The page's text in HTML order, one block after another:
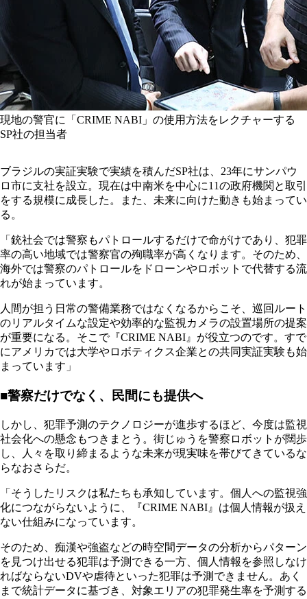
現地の警官に「CRIME NABI」の使用方法をレクチャーする
SP社の担当者
ブラジルの実証実験で実績を積んだSP社は、23年にサンパウ
ロ市に支社を設立。現在は中南米を中心に11の政府機関と取引
をする規模に成長した。また、未来に向けた動きも始まってい
る。
「銃社会では警察もパトロールするだけで命がけであり、犯罪
率の高い地域では警察官の殉職率が高くなります。そのため、
海外では警察のパトロールをドローンやロボットで代替する流
れが始まっています。
人間が担う日常の警備業務ではなくなるからこそ、巡回ルート
のリアルタイムな設定や効率的な監視カメラの設置場所の提案
が重要になる。そこで『CRIME NABI』が役立つのです。すで
にアメリカでは大学やロボティクス企業との共同実証実験も始
まっています」
■警察だけでなく、民間にも提供へ
しかし、犯罪予測のテクノロジーが進歩するほど、今度は監視
社会化への懸念もつきまとう。街じゅうを警察ロボットが闊歩
し、人々を取り締まるような未来が現実味を帯びてきているな
らなおさらだ。
「そうしたリスクは私たちも承知しています。個人への監視強
化につながらないように、『CRIME NABI』は個人情報が扱え
ない仕組みになっています。
そのため、痴漢や強盗などの時空間データの分析からパターン
を見つけ出せる犯罪は予測できる一方、個人情報を参照しなけ
ればならないDVや虐待といった犯罪は予測できません。あく
まで統計データに基づき、対象エリアの犯罪発生率を予測する